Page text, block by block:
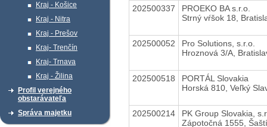
Kraj - Košice
Kraj - Nitra
Kraj - Prešov
Kraj- Trenčín
Kraj- Trnava
Kraj - Žilina
Profil verejného
obstarávateľa
Správa majetku
202500337
PROEKO BA s.r.o.
Strný vŕšok 18,
202500052
Pro Solutions, s.r.o.
Hroznová 3/A,
202500518
PORTÁL Slovakia
Horská 810, Veľký
202500214
PK Group Slovakia,
Zápotočná 1555,